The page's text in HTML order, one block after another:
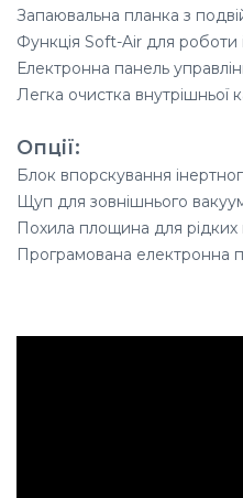
Запаювальна планка з
Функція Soft-Air для роботи
Електронна панель
Легка очистка внутрішньої
Опції:
Блок впорскування
Щуп для зовнішнього
Похила площина для рідких
Програмована електронна